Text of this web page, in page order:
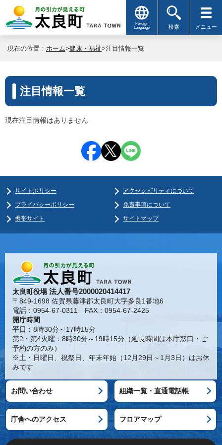
Foreign
Language
検索 メニュー
現在の位置： ホーム>健康・福祉>注目情報一覧
注目情報一覧
現在注目情報はありません
サイトポリシー
アクセシビリティについて
プライバシーポリシー
免責事項について
携帯サイト
サイトマップ
太良町役場法人番号2000020414417
〒849-1698 佐賀県藤津郡太良町大字多良1番地6
電話：0954-67-0311 FAX：0954-67-2425
開庁時間
平日：8時30分～17時15分
第2・第4火曜：8時30分～19時15分（延長時間は本庁窓口・ご
予約の方のみ）
※土・日曜日、祝祭日、年末年始（12月29日～1月3日）はお休
みです
お問い合わせ 組織一覧・直通電話帳
庁舎へのアクセス フロアマップ